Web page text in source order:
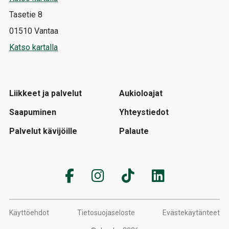
Tasetie 8
01510 Vantaa
Katso kartalla
Liikkeet ja palvelut
Saapuminen
Palvelut kävijöille
Aukioloajat
Yhteystiedot
Palaute
Käyttöehdot Tietosuojaseloste Evästekäytänteet